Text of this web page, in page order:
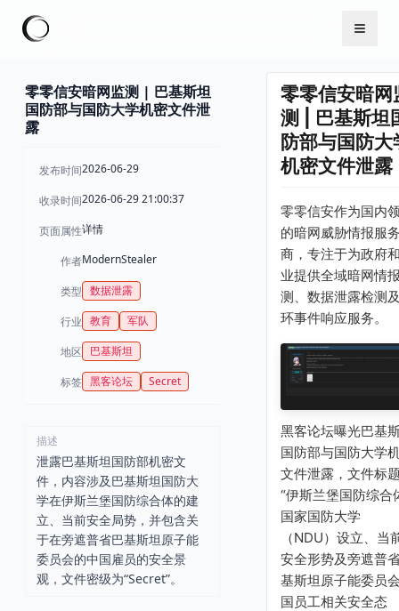
零零信安暗网监测 | 巴基斯坦
国防部与国防大学机密文件泄
露
发布时间2026-06-29
收录时间2026-06-29 21:00:37
页面属性详情
作者ModernStealer
类型 数据泄露
行业 教育 军队
地区 巴基斯坦
标签 黑客论坛 Secret
描述
泄露巴基斯坦国防部机密文
件，内容涉及巴基斯坦国防大
学在伊斯兰堡国防综合体的建
立、当前安全局势，并包含关
于在旁遮普省巴基斯坦原子能
委员会的中国雇员的安全景
观，文件密级为“Secret”。
零零信安暗网
测 | 巴基斯坦
防部与国防大
机密文件泄露
零零信安作为国内
的暗网威胁情报服
商，专注于为政府
业提供全域暗网情
测、数据泄露检测
环事件响应服务。
黑客论坛曝光巴基
国防部与国防大学
文件泄露，文件标
“伊斯兰堡国防综合
国家国防大学
（NDU）设立、当
安全形势及旁遮普
基斯坦原子能委员
国员工相关安全态